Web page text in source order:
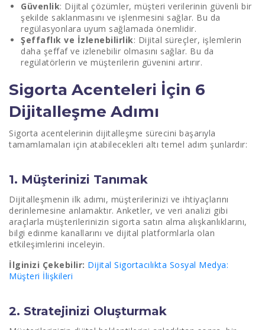
Güvenlik: Dijital çözümler, müşteri verilerinin güvenli bir
şekilde saklanmasını ve işlenmesini sağlar. Bu da
regülasyonlara uyum sağlamada önemlidir.
Şeffaflık ve İzlenebilirlik: Dijital süreçler, işlemlerin
daha şeffaf ve izlenebilir olmasını sağlar. Bu da
regülatörlerin ve müşterilerin güvenini artırır.
Sigorta Acenteleri İçin 6
Dijitalleşme Adımı
Sigorta acentelerinin dijitalleşme sürecini başarıyla
tamamlamaları için atabilecekleri altı temel adım şunlardır:
1. Müşterinizi Tanımak
Dijitalleşmenin ilk adımı, müşterilerinizi ve ihtiyaçlarını
derinlemesine anlamaktır. Anketler, ve veri analizi gibi
araçlarla müşterilerinizin sigorta satın alma alışkanlıklarını,
bilgi edinme kanallarını ve dijital platformlarla olan
etkileşimlerini inceleyin.
İlginizi Çekebilir: Dijital Sigortacılıkta Sosyal Medya:
Müşteri İlişkileri
2. Stratejinizi Oluşturmak